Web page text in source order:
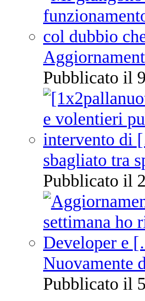
Pubblicato il
sbagliato tra
Pubblicato il
Nuovamente
Pubblicato il